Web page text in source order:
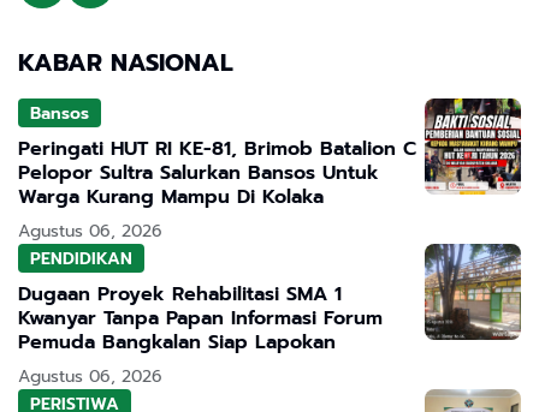
KABAR NASIONAL
Bansos
Peringati HUT RI KE-81, Brimob Batalion C
Pelopor Sultra Salurkan Bansos Untuk
Warga Kurang Mampu Di Kolaka
Agustus 06, 2026
PENDIDIKAN
Dugaan Proyek Rehabilitasi SMA 1
Kwanyar Tanpa Papan Informasi Forum
Pemuda Bangkalan Siap Lapokan
Agustus 06, 2026
PERISTIWA